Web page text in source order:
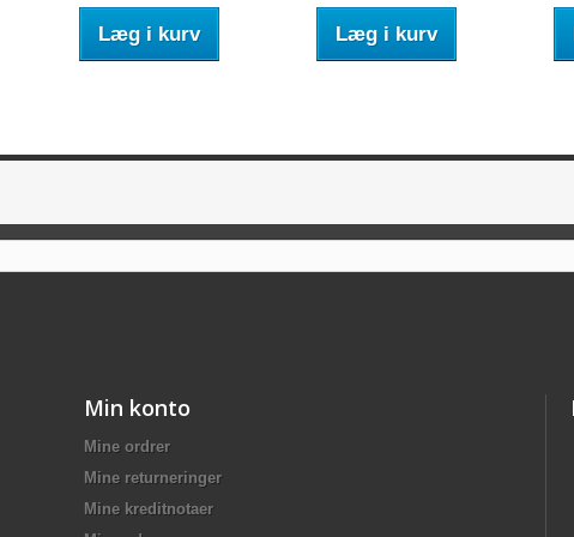
Læg i kurv Læg i kurv
Min konto
Mine ordrer
Mine returneringer
Mine kreditnotaer